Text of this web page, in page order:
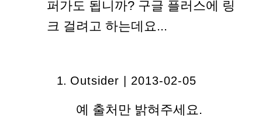
퍼가도 됩니까? 구글 플러스에 링
크 걸려고 하는데요...
Outsider | 2013-02-05
예 출처만 밝혀주세요.